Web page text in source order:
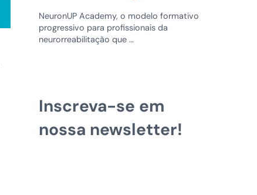
NeuronUP Academy, o modelo formativo
progressivo para profissionais da
neurorreabilitação que …
Inscreva-se em
nossa newsletter!